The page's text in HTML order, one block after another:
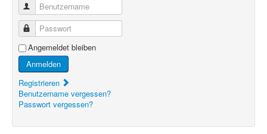
Benutzername
Passwort
Angemeldet bleiben
Anmelden
Registrieren
Benutzername vergessen?
Passwort vergessen?